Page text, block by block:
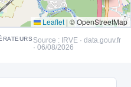
- COGEL
1, Avenue de la Gare
⚡ 22
⚡ 22
⚡ 22
Leaflet | © OpenStreetMap
Source : IRVE · data.gouv.fr
· 06/08/2026